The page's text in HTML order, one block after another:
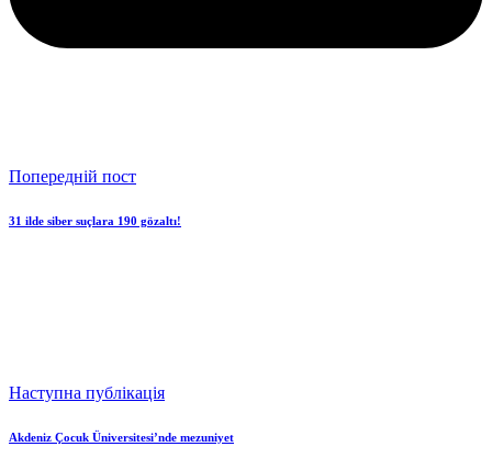
Попередній пост
31 ilde siber suçlara 190 gözaltı!
Наступна публікація
Akdeniz Çocuk Üniversitesi’nde mezuniyet